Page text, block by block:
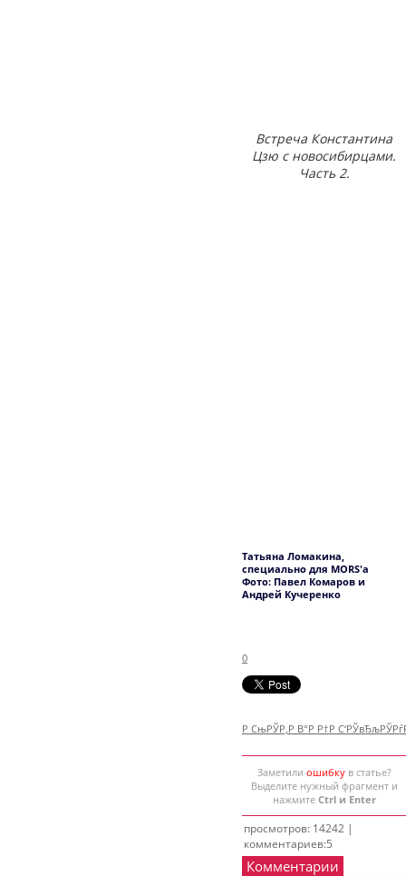
Встреча Константина
Цзю с новосибирцами.
Часть 2.
Татьяна Ломакина,
специально для MORS'а
Фото: Павел Комаров и
Андрей Кучеренко
0
Р СњРЎР‚Р В°Р Р†Р
Заметили ошибкув статье?
Выделите нужный фрагмент и
нажмите Ctrl и Enter
просмотров: 14242 |
комментариев:5
Комментарии